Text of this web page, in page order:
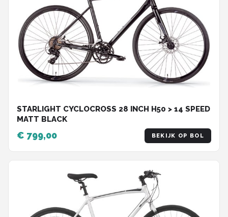
STARLIGHT CYCLOCROSS 28 INCH H50 > 14 SPEED
MATT BLACK
€ 799,00 BEKIJK OP BOL